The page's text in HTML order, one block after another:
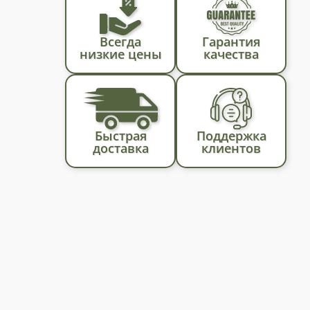
Всегда
низкие цены
Гарантия
качества
Быстрая
доставка
Поддержка
клиентов